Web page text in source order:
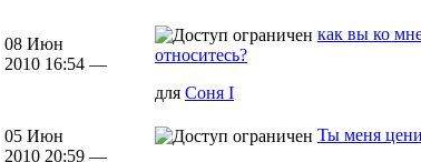
08 Июн
2010 16:54 —
как вы ко
относитесь?
для Соня I
05 Июн
2010 20:59 —
Ты меня